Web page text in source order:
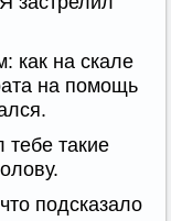
как на скале
на помощь
такие
подсказало